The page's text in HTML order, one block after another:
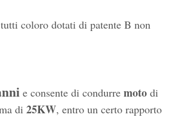
coloro dotati di patente B non
e consente di condurre moto di
di 25KW, entro un certo rapporto